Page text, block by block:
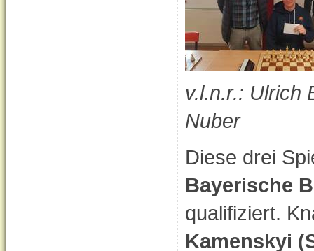
v.l.n.r.: Ulrich
Nuber
Diese drei
Bayerische
qualifiziert.
Kamenskyi